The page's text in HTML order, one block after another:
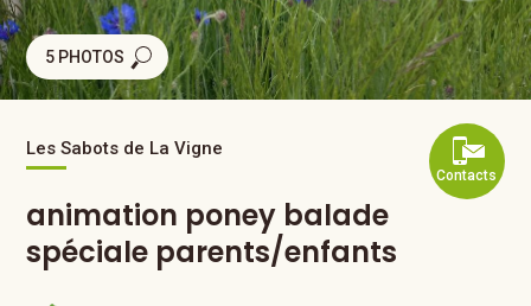
5 PHOTOS
Contacts
Les Sabots de La Vigne
animation poney balade
spéciale parents/enfants